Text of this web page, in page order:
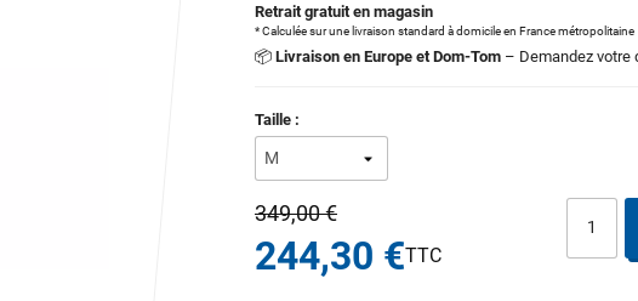
Retrait gratuit en magasin
* Calculée sur une livraison standard à domicile en France métropolitaine
📦 Livraison en Europe et Dom-Tom – Demandez votre
Taille :
349,00 €
244,30 €